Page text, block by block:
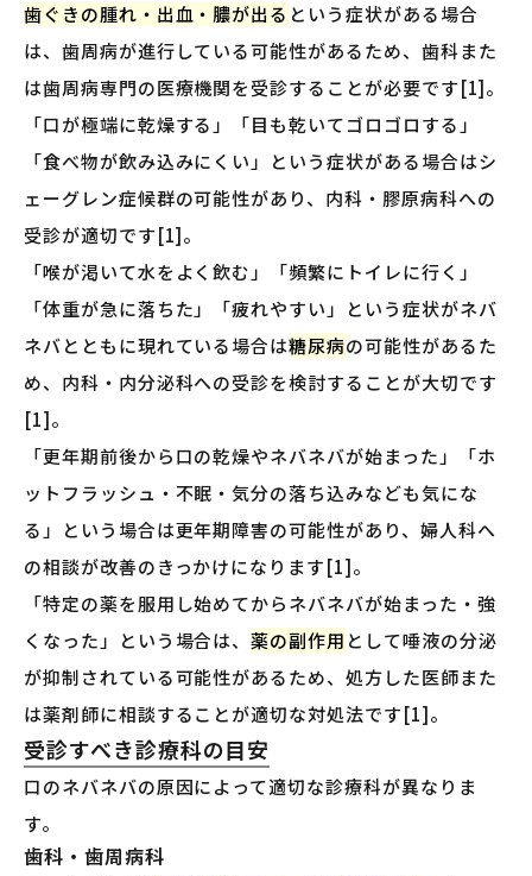
歯ぐきの腫れ・出血・膿が出る という症状がある場合
は、歯周病が進行している可能性があるため、歯科また
は歯周病専門の医療機関を受診することが必要です[1]。
「口が極端に乾燥する」「目も乾いてゴロゴロする」
「食べ物が飲み込みにくい」という症状がある場合はシ
ェーグレン症候群の可能性があり、内科・膠原病科への
受診が適切です[1]。
「喉が渇いて水をよく飲む」「頻繁にトイレに行く」
「体重が急に落ちた」「疲れやすい」という症状がネバ
ネバとともに現れている場合は糖尿病の可能性があるた
め、内科・内分泌科への受診を検討することが大切です
[1]。
「更年期前後から口の乾燥やネバネバが始まった」「ホ
ットフラッシュ・不眠・気分の落ち込みなども気にな
る」という場合は更年期障害の可能性があり、婦人科へ
の相談が改善のきっかけになります[1]。
「特定の薬を服用し始めてからネバネバが始まった・強
くなった」という場合は、薬の副作用 として唾液の分泌
が抑制されている可能性があるため、処方した医師また
は薬剤師に相談することが適切な対処法です[1]。
受診すべき診療科の目安
口のネバネバの原因によって適切な診療科が異なりま
す。
歯科・歯周病科